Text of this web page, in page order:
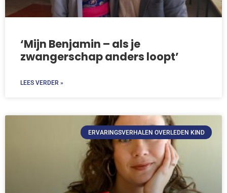
‘Mijn Benjamin – als je
zwangerschap anders loopt’
LEES VERDER »
ERVARINGSVERHALEN OVERLEDEN KIND